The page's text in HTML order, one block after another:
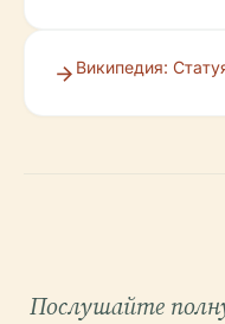
Википедия:
Послушайте